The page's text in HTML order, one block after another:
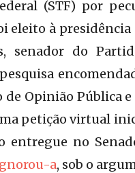
(STF) por
eleito à presidência
senador do
Opinião Pública
petição virtual
entregue no
a, sob o